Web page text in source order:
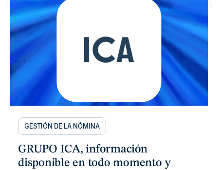
GESTIÓN DE LA NÓMINA
GRUPO ICA, información
disponible en todo momento y